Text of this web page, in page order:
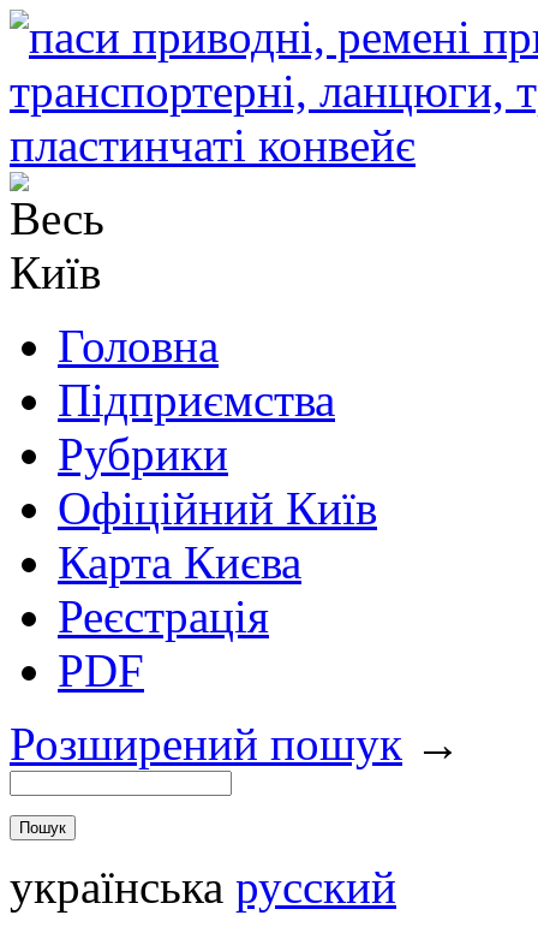
Головна
Підприємства
Рубрики
Офіційний Київ
Карта Києва
Реєстрація
PDF
Розширений пошук →
українська русский